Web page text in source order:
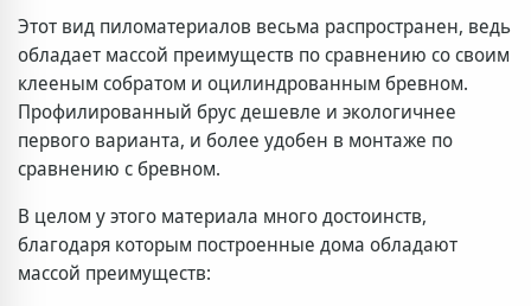
Этот вид пиломатериалов весьма распространен, ведь
обладает массой преимуществ по сравнению со своим
клееным собратом и оцилиндрованным бревном.
Профилированный брус дешевле и экологичнее
первого варианта, и более удобен в монтаже по
сравнению с бревном.
В целом у этого материала много достоинств,
благодаря которым построенные дома обладают
массой преимуществ: